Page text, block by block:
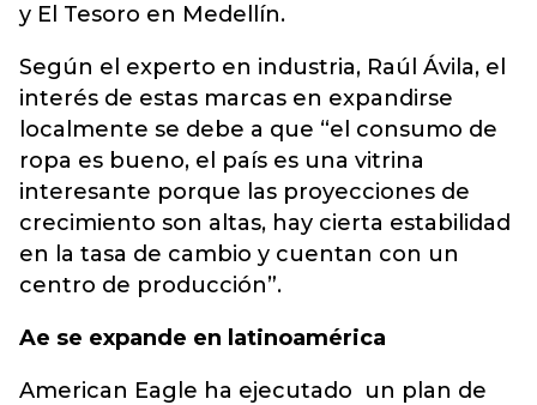
y El Tesoro en Medellín.
Según el experto en industria, Raúl Ávila, el
interés de estas marcas en expandirse
localmente se debe a que “el consumo de
ropa es bueno, el país es una vitrina
interesante porque las proyecciones de
crecimiento son altas, hay cierta estabilidad
en la tasa de cambio y cuentan con un
centro de producción”.
Ae se expande en latinoamérica
American Eagle ha ejecutado un plan de